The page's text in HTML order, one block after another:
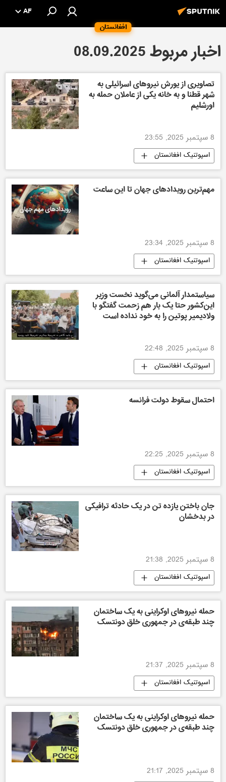
افغانستان
AF
اخبار مربوط 08.09.2025
تصاویری از یورش نیروهای اسرائیلی به
شهر قطنا و به خانه یکی از عاملان حمله به
اورشلیم
8 سپتمبر 2025, 23:55
اسپوتنیک افغانستان
مهم‌ترین رویدادهای جهان تا این ساعت
8 سپتمبر 2025, 23:34
اسپوتنیک افغانستان
سیاستمدار آلمانی می‌گوید نخست وزیر
این‌کشور حتا یک بار هم زحمت گفتگو با
ولادیمیر پوتین را به خود نداده است
8 سپتمبر 2025, 22:48
اسپوتنیک افغانستان
احتمال سقوط دولت فرانسه
8 سپتمبر 2025, 22:25
اسپوتنیک افغانستان
جان باختن یازده تن در یک حادثه ترافیکی
در بدخشان
8 سپتمبر 2025, 21:38
اسپوتنیک افغانستان
حمله نیروهای اوکراینی به یک ساختمان
چند طبقه‌ی در جمهوری خلق دونتسک
8 سپتمبر 2025, 21:37
اسپوتنیک افغانستان
حمله نیروهای اوکراینی به یک ساختمان
چند طبقه‌ی در جمهوری خلق دونتسک
8 سپتمبر 2025, 21:17